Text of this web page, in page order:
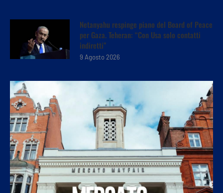
Netanyahu respinge piano del Board of Peace
per Gaza. Teheran: “Con Usa solo contatti
indiretti”
9 Agosto 2026